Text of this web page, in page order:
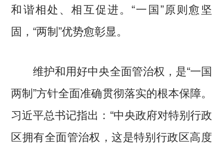
和谐相处、相互促进。“一国”原则愈坚
固，“两制”优势愈彰显。
维护和用好中央全面管治权，是“一国
两制”方针全面准确贯彻落实的根本保障。
习近平总书记指出：“中央政府对特别行政
区拥有全面管治权，这是特别行政区高度